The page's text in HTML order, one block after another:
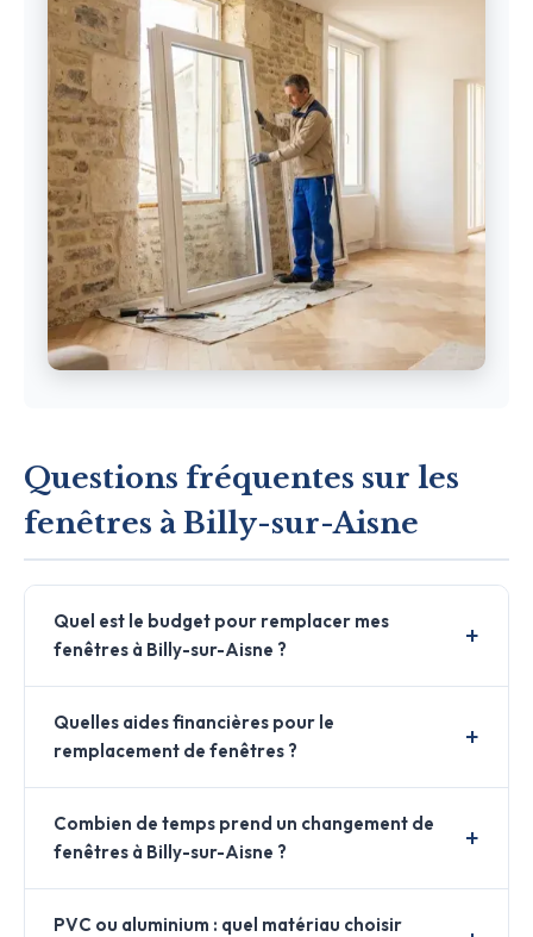
Questions fréquentes sur les
fenêtres à Billy-sur-Aisne
Quel est le budget pour remplacer mes
fenêtres à Billy-sur-Aisne ?
Quelles aides financières pour le
remplacement de fenêtres ?
Combien de temps prend un changement de
fenêtres à Billy-sur-Aisne ?
PVC ou aluminium : quel matériau choisir